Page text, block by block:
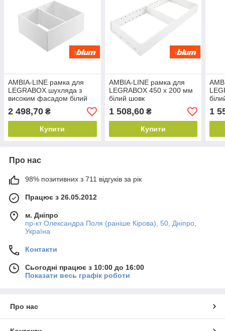
AMBIA-LINE рамка для
LEGRABOX шухляда з
високим фасадом білий
шовк 270 х 242 мм
2 498,70 ₴
Купити
AMBIA-LINE рамка для
LEGRABOX 450 х 200 мм
білий шовк
1 508,60₴
Купити
1
Про нас
98% позитивних з 711 відгуків за рік
Працює з 26.05.2012
м. Дніпро
пр-кт Олександра Поля (раніше Кірова), 50, Дніпро,
Україна
Контакти
Сьогодні працює з 10:00 до 16:00
Показати весь графік роботи
Про нас